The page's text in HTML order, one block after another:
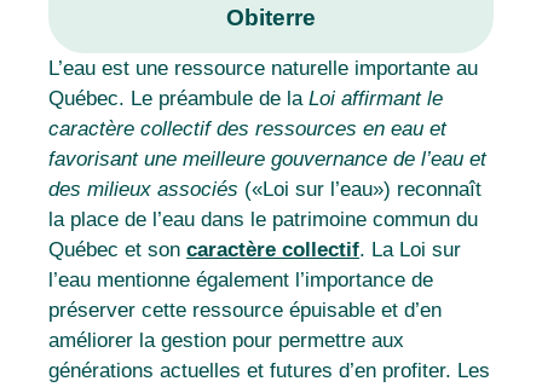
Obiterre
L’eau est une ressource naturelle importante au
Québec. Le préambule de la Loi affirmant le
caractère collectif des ressources en eau et
favorisant une meilleure gouvernance de l’eau et
des milieux associés («Loi sur l’eau») reconnaît
la place de l’eau dans le patrimoine commun du
Québec et son caractère collectif. La Loi sur
l’eau mentionne également l’importance de
préserver cette ressource épuisable et d’en
améliorer la gestion pour permettre aux
générations actuelles et futures d’en profiter. Les